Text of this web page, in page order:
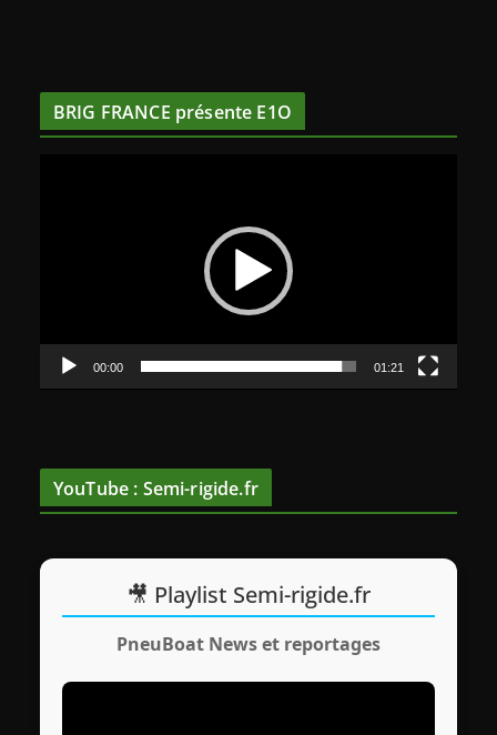
BRIG FRANCE présente E1O
i
o
00:00 01:21
YouTube : Semi-rigide.fr
🎥 Playlist Semi-rigide.fr
PneuBoat News et reportages